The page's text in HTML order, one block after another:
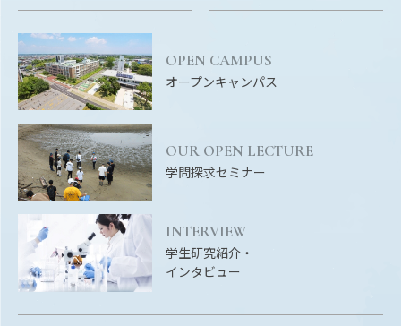
サイトマップ
お問い合わせ
交通案内
BULLETIN
生物資源学研究科紀要
ANPIC
ANPIC安否情報システム
OPEN CAMPUS
オープンキャンパス
OUR OPEN LECTURE
学問探求セミナー
INTERVIEW
学生研究紹介・
インタビュー